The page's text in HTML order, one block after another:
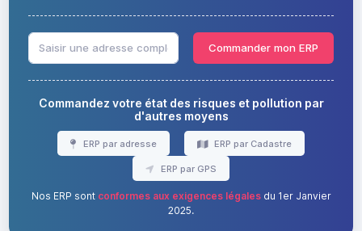
Commander mon ERP
Commandez votre état des risques et pollution par
d'autres moyens
ERP par adresse ERP par Cadastre
ERP par GPS
Nos ERP sont conformes aux exigences légalesdu 1er Janvier
2025.